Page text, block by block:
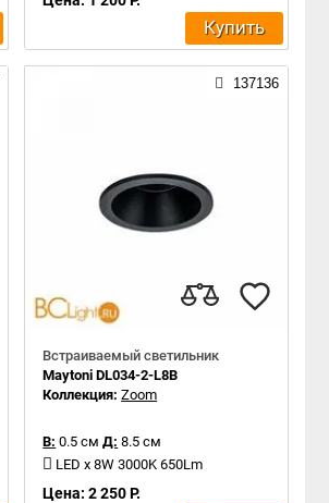
Купить
137136
Встраиваемый светильник
Maytoni DL034-2-L8B
Коллекция:Zoom
В: 0.5 см Д: 8.5 см
LED x 8W 3000K 650Lm
Цена: 2 250 Р.